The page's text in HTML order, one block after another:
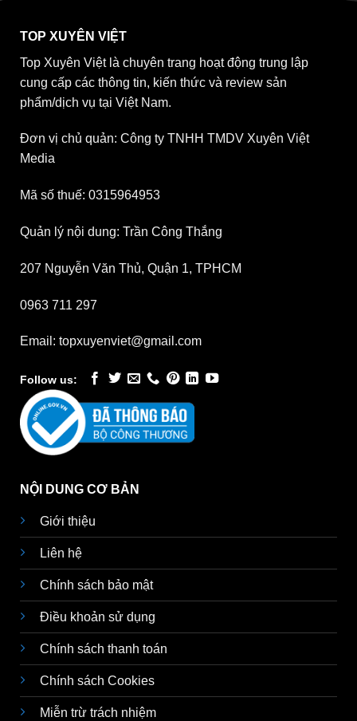
TOP XUYÊN VIỆT
Top Xuyên Việt là chuyên trang hoạt động trung lập
cung cấp các thông tin, kiến thức và review sản
phẩm/dịch vụ tại Việt Nam.
Đơn vị chủ quản: Công ty TNHH TMDV Xuyên Việt
Media
Mã số thuế: 0315964953
Quản lý nội dung: Trần Công Thắng
207 Nguyễn Văn Thủ, Quận 1, TPHCM
0963 711 297
Email: topxuyenviet@gmail.com
Follow us:
NỘI DUNG CƠ BẢN
Giới thiệu
Liên hệ
Chính sách bảo mật
Điều khoản sử dụng
Chính sách thanh toán
Chính sách Cookies
Miễn trừ trách nhiệm